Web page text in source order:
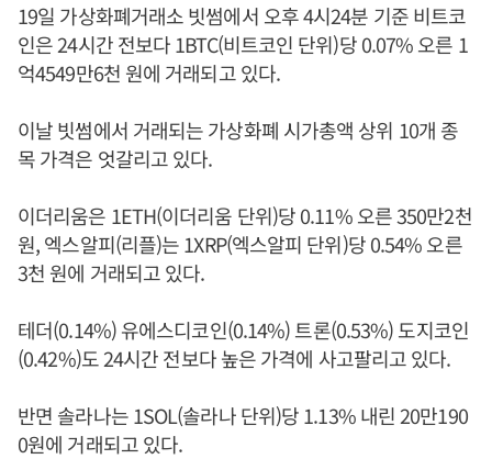
19일 가상화폐거래소 빗썸에서 오후 4시24분 기준 비트코
인은 24시간 전보다 1BTC(비트코인 단위)당 0.07% 오른 1
억4549만6천 원에 거래되고 있다.
이날 빗썸에서 거래되는 가상화폐 시가총액 상위 10개 종
목 가격은 엇갈리고 있다.
이더리움은 1ETH(이더리움 단위)당 0.11% 오른 350만2천
원, 엑스알피(리플)는 1XRP(엑스알피 단위)당 0.54% 오른
3천 원에 거래되고 있다.
테더(0.14%) 유에스디코인(0.14%) 트론(0.53%) 도지코인
(0.42%)도 24시간 전보다 높은 가격에 사고팔리고 있다.
반면 솔라나는 1SOL(솔라나 단위)당 1.13% 내린 20만190
0원에 거래되고 있다.